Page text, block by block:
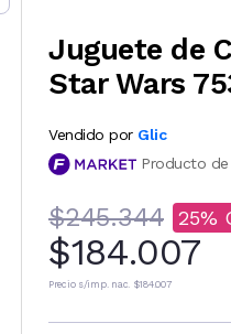
Juguete de
Star Wars
Vendido por Glic
Producto
$245.344 25
$184.007
Precio s/imp. nac. $184.007